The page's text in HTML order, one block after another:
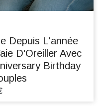
Depuis L'année
D'Oreiller Avec
Birthday